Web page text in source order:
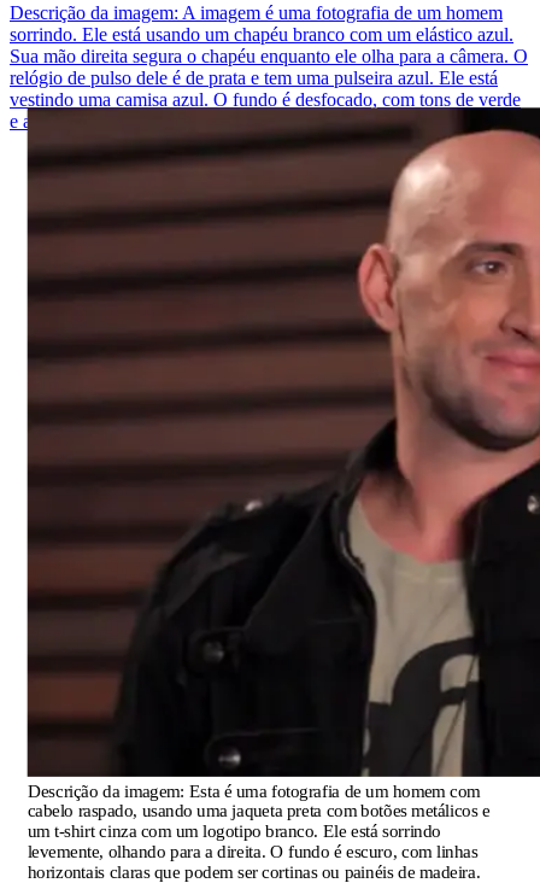
Descrição da imagem: A imagem é uma fotografia de um homem
sorrindo. Ele está usando um chapéu branco com um elástico azul.
Sua mão direita segura o chapéu enquanto ele olha para a câmera. O
relógio de pulso dele é de prata e tem uma pulseira azul. Ele está
vestindo uma camisa azul. O fundo é desfocado, com tons de verde
e azul.
Descrição da imagem: Esta é uma fotografia de um homem com
cabelo raspado, usando uma jaqueta preta com botões metálicos e
um t-shirt cinza com um logotipo branco. Ele está sorrindo
levemente, olhando para a direita. O fundo é escuro, com linhas
horizontais claras que podem ser cortinas ou painéis de madeira.